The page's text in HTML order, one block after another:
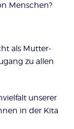
Menschen?
als Mutter-
zu allen
unserer
in der Kita